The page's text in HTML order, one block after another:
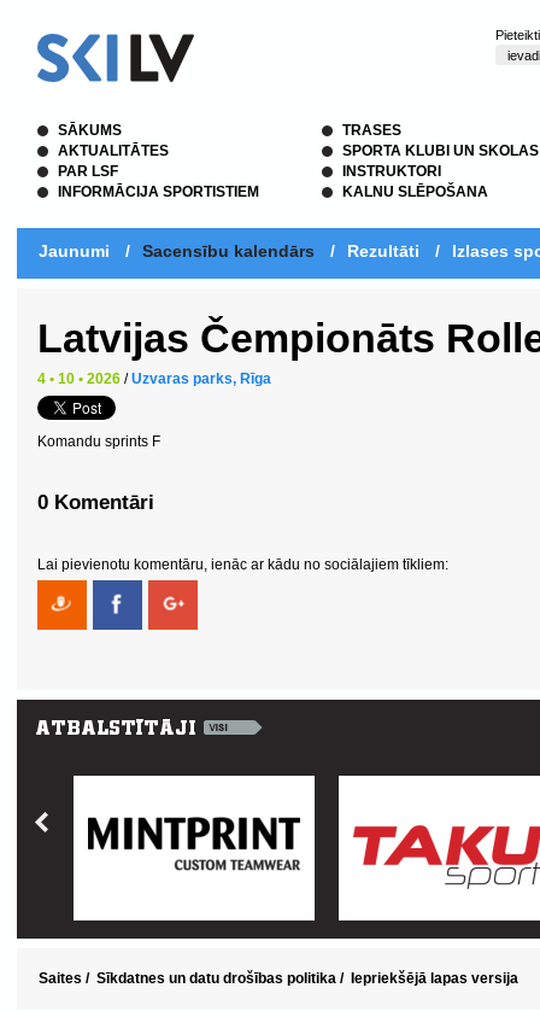
SĀKUMS
AKTUALITĀTES
PAR LSF
INFORMĀCIJA SPORTISTIEM
TRASES
SPORTA KLUBI UN SKOLAS
INSTRUKTORI
KALNU SLĒPOŠANA
Jaunumi / Sacensību kalendārs / Rezultāti / Izlases
Latvijas Čempionāts
4 • 10 • 2026 /Uzvaras parks, Rīga
Komandu sprints F
0 Komentāri
Lai pievienotu komentāru, ienāc ar kādu no sociālajiem tīkliem:
Saites / Sīkdatnes un datu drošības politika / Iepriekšējā lapas versija